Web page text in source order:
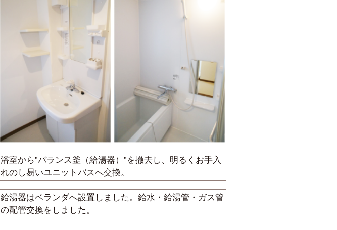
浴室から”バランス釜（給湯器）”を撤去し、明るくお手入
れのし易いユニットバスへ交換。
給湯器はベランダへ設置しました。給水・給湯管・ガス管
の配管交換をしました。